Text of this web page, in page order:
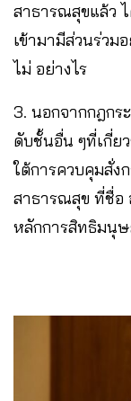
สาธารณสุขแล้ว
เข้ามามีส่วนร่วม
ไม่ อย่างไร
3. นอกจากกฎกร
ดับชั้นอื่น ๆที่เกี่ย
ใต้การควบคุมสั่ง
สาธารณสุข ที่ชื่อ
หลักการสิทธิมนุ